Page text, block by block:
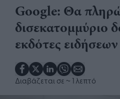
Google: Θα
δισεκατομμύριο
εκδότες ειδήσεων
Διαβάζεται σε ~ 1 λεπτό